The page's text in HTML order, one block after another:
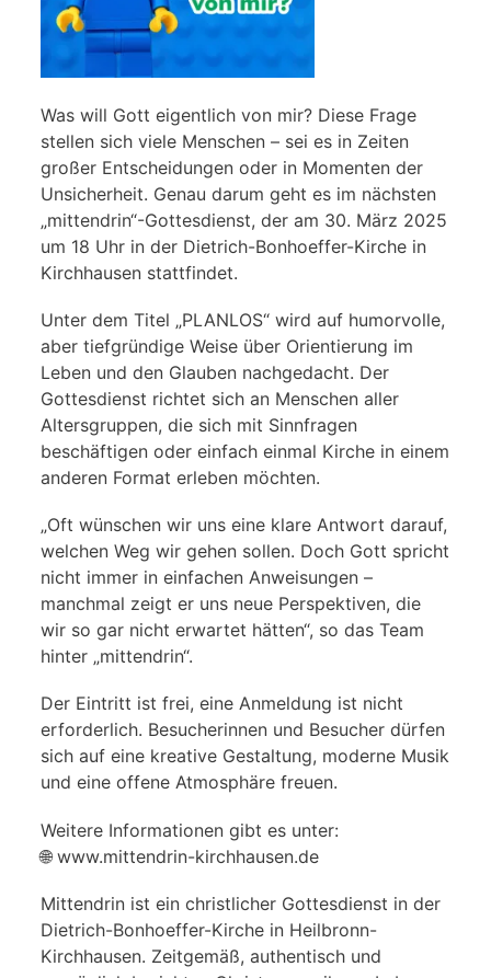
Was will Gott eigentlich von mir? Diese Frage
stellen sich viele Menschen – sei es in Zeiten
großer Entscheidungen oder in Momenten der
Unsicherheit. Genau darum geht es im nächsten
„mittendrin“-Gottesdienst, der am 30. März 2025
um 18 Uhr in der Dietrich-Bonhoeffer-Kirche in
Kirchhausen stattfindet.
Unter dem Titel „PLANLOS“ wird auf humorvolle,
aber tiefgründige Weise über Orientierung im
Leben und den Glauben nachgedacht. Der
Gottesdienst richtet sich an Menschen aller
Altersgruppen, die sich mit Sinnfragen
beschäftigen oder einfach einmal Kirche in einem
anderen Format erleben möchten.
„Oft wünschen wir uns eine klare Antwort darauf,
welchen Weg wir gehen sollen. Doch Gott spricht
nicht immer in einfachen Anweisungen –
manchmal zeigt er uns neue Perspektiven, die
wir so gar nicht erwartet hätten“, so das Team
hinter „mittendrin“.
Der Eintritt ist frei, eine Anmeldung ist nicht
erforderlich. Besucherinnen und Besucher dürfen
sich auf eine kreative Gestaltung, moderne Musik
und eine offene Atmosphäre freuen.
Weitere Informationen gibt es unter:
🌐 www.mittendrin-kirchhausen.de
Mittendrin ist ein christlicher Gottesdienst in der
Dietrich-Bonhoeffer-Kirche in Heilbronn-
Kirchhausen. Zeitgemäß, authentisch und